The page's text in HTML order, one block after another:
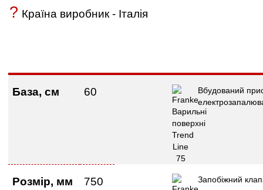
? Країна виробник - Італія
База, см 60
Вбудований
Розмір, мм
750
Запобіжний